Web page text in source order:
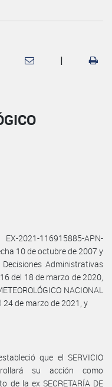
|
2021-116915885-APN-
10 de octubre de 2007 y
Administrativas
del 18 de marzo de 2020,
NACIONAL
24 de marzo de 2021, y
que el SERVICIO
su acción como
de la ex SECRETARÍA DE